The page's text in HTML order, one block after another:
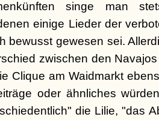
singe man
einige Lieder der
bewusst gewesen sei.
zwischen den
Clique am Waidmarkt
oder ähnliches
die Lilie, "das